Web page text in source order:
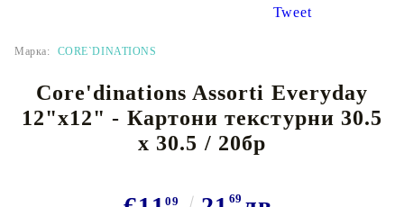
Tweet
Марка: CORE`DINATIONS
Core'dinations Assorti Everyday
12"x12" - Картони текстурни 30.5
x 30.5 / 20бр
09 69